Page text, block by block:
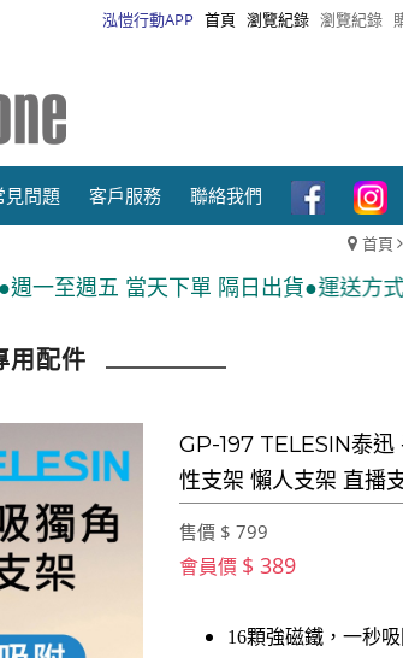
泓愷行動APP 首頁 瀏覽紀錄 瀏覽紀錄
見問題 客戶服務 聯絡我們
首頁
隔日出貨●運送方式:宅配(刷卡、匯款)
用配件
GP-197 TELESIN泰
性支架 懶人支架 直播
售價 $ 799
會員價 $ 389
16顆強磁鐵，一秒